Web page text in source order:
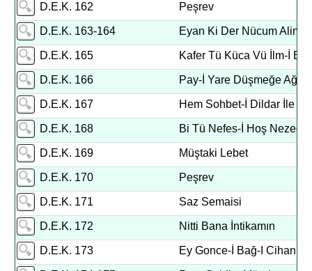
D.E.K. 162 Peşrev
D.E.K. 163-164 Eyan Ki Der Nücum Alimet
D.E.K. 165 Kafer Tü Küca Vü İlm-İ
D.E.K. 166 Pay-İ Yare Düşmeğe
D.E.K. 167 Hem Sohbet-İ Dildar İle
D.E.K. 168 Bi Tü Nefes-İ Hoş
D.E.K. 169 Müştaki Lebet
D.E.K. 170 Peşrev
D.E.K. 171 Saz Semaisi
D.E.K. 172 Nitti Bana İntikamın
D.E.K. 173 Ey Gonce-İ Bağ-I Cihan